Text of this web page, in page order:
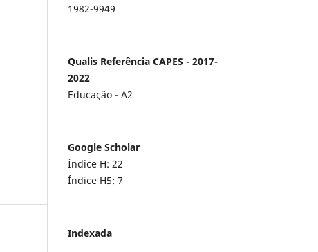
1982-9949
Qualis Referência CAPES - 2017-
2022
Educação - A2
Google Scholar
Índice H: 22
Índice H5: 7
Indexada